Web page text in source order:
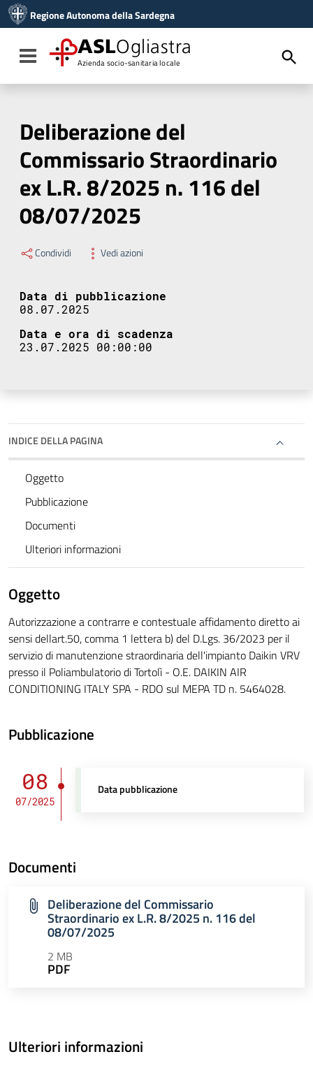
Vai al menu di navigazione
Vai al footer
Regione Autonoma della Sardegna
Toggle navigation
ASLOgliastra
Azienda socio-sanitaria locale
Deliberazione del
Commissario Straordinario
ex L.R. 8/2025 n. 116 del
08/07/2025
Condividi Vedi azioni
Data di pubblicazione
08.07.2025
Data e ora di scadenza
23.07.2025 00:00:00
INDICE DELLA PAGINA
Oggetto
Pubblicazione
Documenti
Ulteriori informazioni
Oggetto
Autorizzazione a contrarre e contestuale affidamento diretto ai
sensi dellart.50, comma 1 lettera b) del D.Lgs. 36/2023 per il
servizio di manutenzione straordinaria dell'impianto Daikin VRV
presso il Poliambulatorio di Tortolì - O.E. DAIKIN AIR
CONDITIONING ITALY SPA - RDO sul MEPA TD n. 5464028.
Pubblicazione
08
07/2025
Data pubblicazione
Documenti
Deliberazione del Commissario
Straordinario ex L.R. 8/2025 n. 116 del
08/07/2025
2 MB
PDF
Ulteriori informazioni